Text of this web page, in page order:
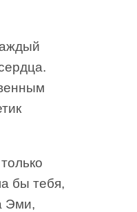
бы тебя,
Эми,